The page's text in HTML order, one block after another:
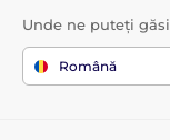
Ciobănesc
Unde ne puteți găsi
Română